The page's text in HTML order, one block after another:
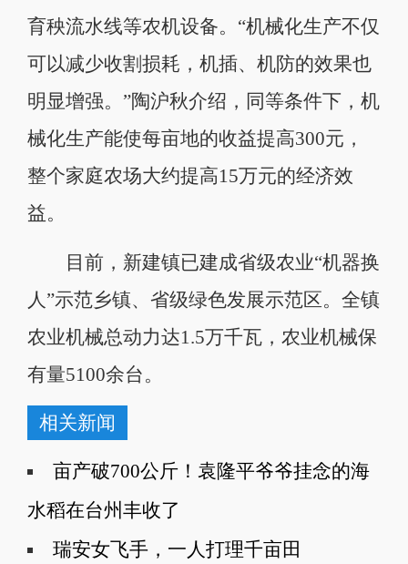
育秧流水线等农机设备。“机械化生产不仅
可以减少收割损耗，机插、机防的效果也
明显增强。”陶沪秋介绍，同等条件下，机
械化生产能使每亩地的收益提高300元，
整个家庭农场大约提高15万元的经济效
益。
目前，新建镇已建成省级农业“机器换
人”示范乡镇、省级绿色发展示范区。全镇
农业机械总动力达1.5万千瓦，农业机械保
有量5100余台。
相关新闻
亩产破700公斤！袁隆平爷爷挂念的海
水稻在台州丰收了
瑞安女飞手，一人打理千亩田